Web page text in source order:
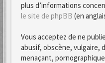
plus d’informations
le site de phpBB (en
Vous acceptez de ne
abusif, obscène, vulgaire,
menaçant,